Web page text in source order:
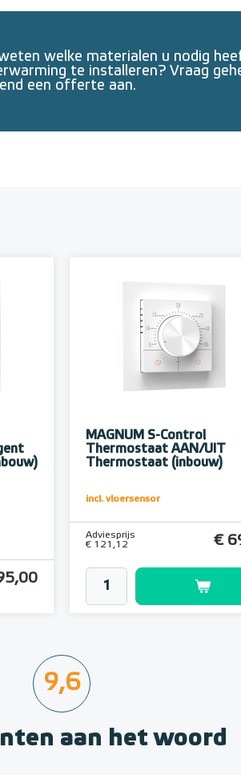
welke materialen u nodig
te installeren? Vraag
een offerte aan.
MAGNUM S-Control
Thermostaat AAN/UIT
Thermostaat (inbouw)
incl. vloersensor
Adviesprijs
€ 121,12
€
9,6
aan het woord